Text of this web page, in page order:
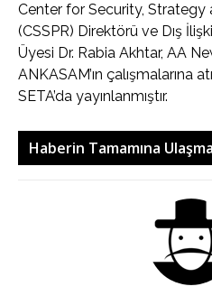
Center for Security, Strategy
(CSSPR) Direktörü ve Dış
Üyesi Dr. Rabia Akhtar, AA
ANKASAM’ın çalışmalarına
SETA’da yayınlanmıştır.
Haberin Tamamına